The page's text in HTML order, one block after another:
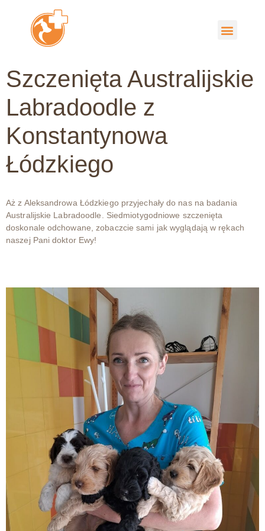
Szczenięta Australijskie
Labradoodle z
Konstantynowa
Łódzkiego
Aż z Aleksandrowa Łódzkiego przyjechały do nas na badania
Australijskie Labradoodle. Siedmiotygodniowe szczenięta
doskonale odchowane, zobaczcie sami jak wyglądają w rękach
naszej Pani doktor Ewy!